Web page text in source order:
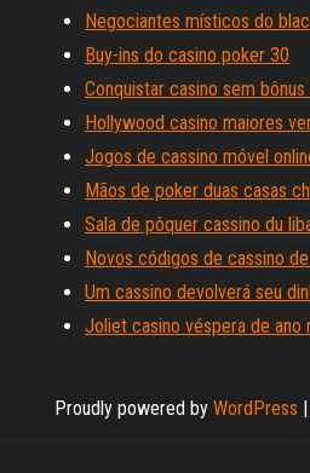
Negociantes místicos do
Buy-ins do casino poker 30
Conquistar casino sem
Hollywood casino maiores
Jogos de cassino móvel
Mãos de poker duas casas
Sala de pôquer cassino du
Novos códigos de cassino
Um cassino devolverá seu
Joliet casino véspera de ano
Proudly powered by WordPress |